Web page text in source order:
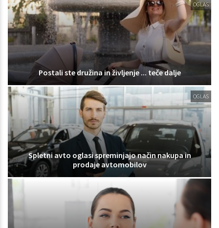
OGLAS
Postali ste družina in življenje ... teče dalje
OGLAS
Spletni avto oglasi spreminjajo način nakupa in
prodaje avtomobilov